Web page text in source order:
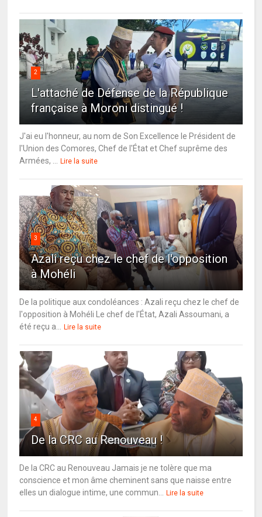
2
L'attaché de Défense de la République
française à Moroni distingué !
J'ai eu l'honneur, au nom de Son Excellence le Président de
l'Union des Comores, Chef de l'État et Chef suprême des
Armées, ...
Lire la suite
3
Azali reçu chez le chef de l'opposition
à Mohéli
De la politique aux condoléances : Azali reçu chez le chef de
l'opposition à Mohéli Le chef de l'État, Azali Assoumani, a
été reçu a...
Lire la suite
4
De la CRC au Renouveau !
De la CRC au Renouveau Jamais je ne tolère que ma
conscience et mon âme cheminent sans que naisse entre
elles un dialogue intime, une commun...
Lire la suite